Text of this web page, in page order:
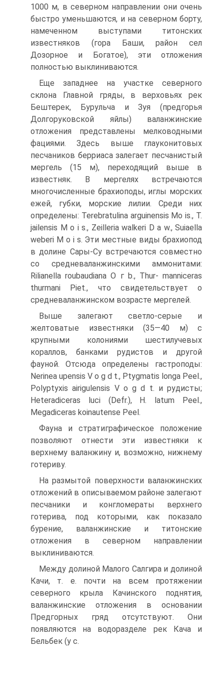
1000 м, в северном направ­лении они очень
быстро уменьшаются, и на северном борту,
намечен­ном выступами титонских
известняков (гора Баши, район сел
Дозорное и Богатое), эти отложения
полностью выклиниваются.
Еще западнее на участке северного
склона Главной гряды, в вер­ховьях рек
Бештерек, Бурульча и Зуя (предгорья
Долгоруковской яйлы) валанжинские
отложения представлены мелководными
фация­ми. Здесь выше глауконитовых
песчаников берриаса залегает песчани­стый
мергель (15 м), переходящий выше в
известняк. В мергелях встре­чаются
многочисленные брахиоподы, иглы морских
ежей, губки, мор­ские лилии. Среди них
определены: Terebratulina arguinensis Mo is., T.
jailensis M о і s., Zeilleria walkeri D a w., Suiaella
weberi M о і s. Эти местные виды брахиопод
в долине Сары-Су встречаются совместно
со средневаланжинскими аммонитами:
Rilianella roubaudiana О г b., Thur- manniceras
thurmani Piet., что свидетельствует о
средневаланжинском возрасте мергелей.
Выше залегают светло-серые и
желтоватые известняки (35—40 м) с
крупными колониями шестилучевых
кораллов, банками рудистов и другой
фауной. Отсюда определены гастроподы:
Nerinea upensis V о g d t., Ptygmatis longa Peel.,
Polyptyxis airigulensis V о g d t. и рудисты;
Heteradiceras luci (Defr.), H. latum Peel.,
Megadiceras koinautense Peel.
Фауна и стратиграфическое положение
позволяют отнести эти из­вестняки к
верхнему валанжину и, возможно, нижнему
готериву.
На размытой поверхности валанжинских
отложений в описываемом районе залегают
песчаники и конгломераты верхнего
готерива, под которыми, как показало
бурение, валанжинские и титонские
отложения в северном направлении
выклиниваются.
Между долиной Малого Салгира и долиной
Качи, т. е. почти на всем протяжении
северного крыла Качинского поднятия,
валанжинские отложения в основании
Предгорных гряд отсутствуют. Они
появляются на водоразделе рек Кача и
Бельбек (у с.